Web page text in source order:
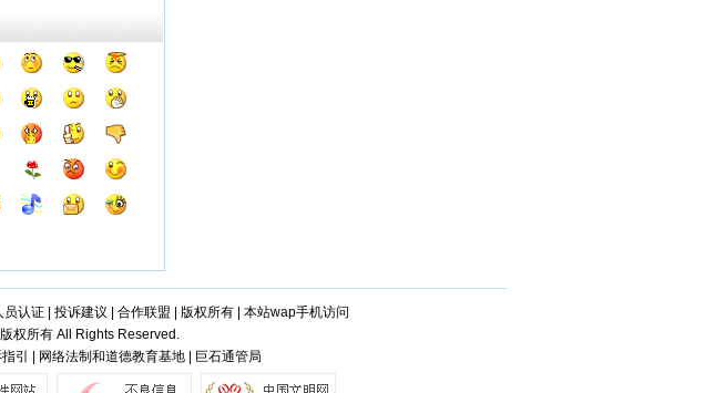
员认证| 投诉建议 合作联盟 版权所有| 本站wap手机访问
权所有 All Rights Reserved.
引 | 网络法制和道德教育基地 | 巨石通管局